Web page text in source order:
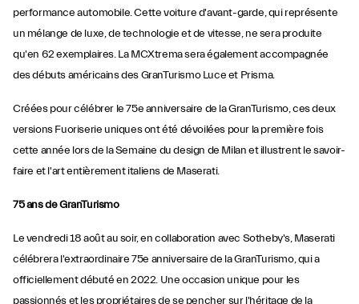
performance automobile. Cette voiture d'avant-garde, qui représente
un mélange de luxe, de technologie et de vitesse, ne sera produite
qu'en 62 exemplaires. La MCXtrema sera également accompagnée
des débuts américains des GranTurismo Luce et Prisma.
Créées pour célébrer le 75e anniversaire de la GranTurismo, ces deux
versions Fuoriserie uniques ont été dévoilées pour la première fois
cette année lors de la Semaine du design de Milan et illustrent le savoir-
faire et l'art entièrement italiens de Maserati.
75 ans de GranTurismo
Le vendredi 18 août au soir, en collaboration avec Sotheby's, Maserati
célébrera l'extraordinaire 75e anniversaire de la GranTurismo, qui a
officiellement débuté en 2022. Une occasion unique pour les
passionnés et les propriétaires de se pencher sur l'héritage de la